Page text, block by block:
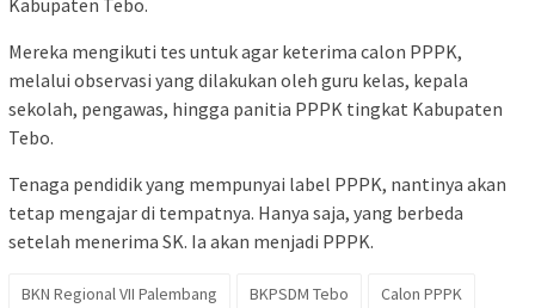
Mereka mengikuti tes untuk agar keterima calon PPPK,
melalui observasi yang dilakukan oleh guru kelas, kepala
sekolah, pengawas, hingga panitia PPPK tingkat Kabupaten
Tebo.
Tenaga pendidik yang mempunyai label PPPK, nantinya akan
tetap mengajar di tempatnya. Hanya saja, yang berbeda
setelah menerima SK. Ia akan menjadi PPPK.
BKN Regional VII Palembang BKPSDM Tebo Calon PPPK